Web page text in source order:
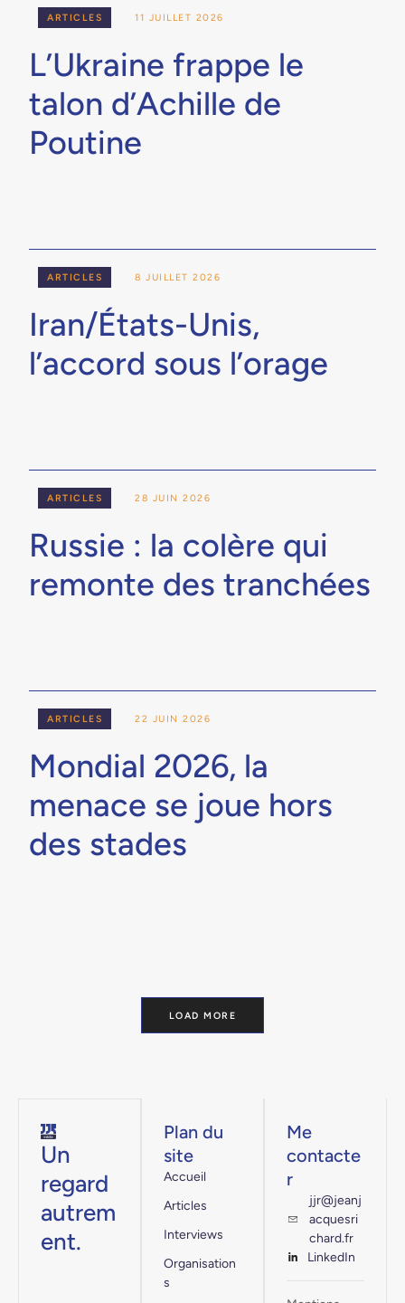
L’Ukraine frappe le
talon d’Achille de
Poutine
11 JUILLET 2026
ARTICLES
Iran/États-Unis,
l’accord sous l’orage
8 JUILLET 2026
ARTICLES
Russie : la colère qui
remonte des tranchées
28 JUIN 2026
ARTICLES
Mondial 2026, la
menace se joue hors
des stades
22 JUIN 2026
ARTICLES
LOAD MORE
Un
regard
autrem
ent.
Plan du
site
Accueil
Articles
Interviews
Organisation
s
Me
contacte
r
jjr@jeanj
acquesri
chard.fr
LinkedIn